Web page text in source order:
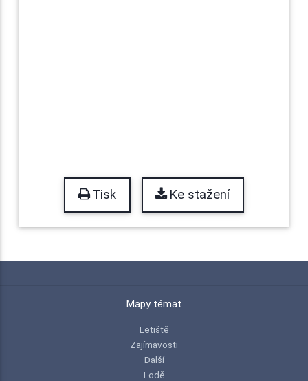
Tisk Ke stažení
Mapy témat
Letiště
Zajímavosti
Další
Lodě